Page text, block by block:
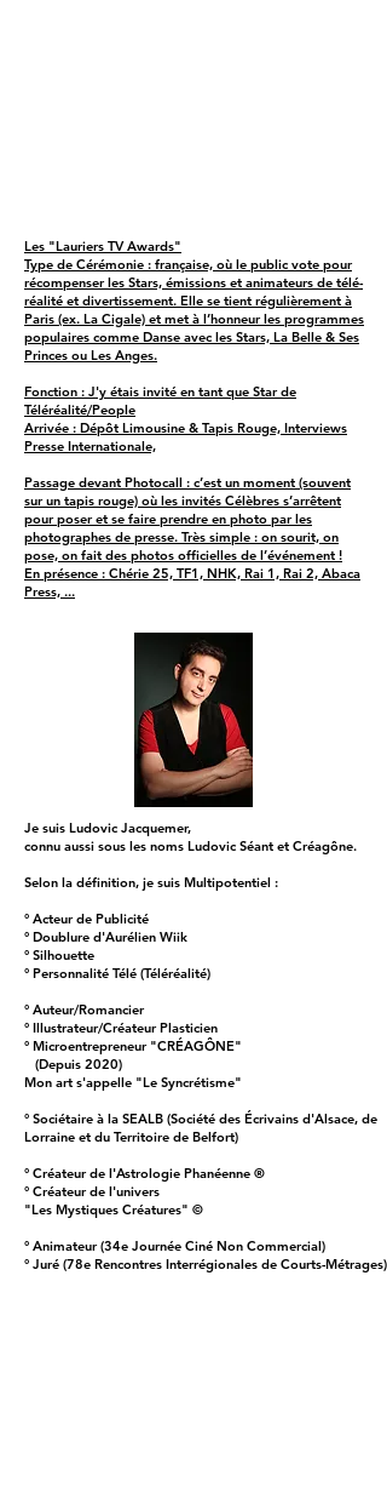
Les "Lauriers TV Awards"
Type de Cérémonie : française, où le public vote pour
récompenser les Stars, émissions et animateurs de télé-
réalité et divertissement. Elle se tient régulièrement à
Paris (ex. La Cigale) et met à l’honneur les programmes
populaires comme Danse avec les Stars, La Belle & Ses
Princes ou Les Anges.
Fonction : J'y étais invité en tant que Star de
Téléréalité/People
Arrivée : Dépôt Limousine & Tapis Rouge, Interviews
Presse Internationale,
Passage devant Photocall : c’est un moment (souvent
sur un tapis rouge) où les invités Célèbres s’arrêtent
pour poser et se faire prendre en photo par les
photographes de presse. Très simple : on sourit, on
pose, on fait des photos officielles de l’événement !
En présence : Chérie 25, TF1, NHK, Rai 1, Rai 2, Abaca
Press, ...
Je suis Ludovic Jacquemer,
connu aussi sous les noms Ludovic Séant et Créagône.
Selon la définition, je suis Multipotentiel :
° Acteur de Publicité
° Doublure d'Aurélien Wiik
° Silhouette
° Personnalité Télé (Téléréalité)
° Auteur/Romancier
° Illustrateur/Créateur Plasticien
° Microentrepreneur "CRÉAGÔNE"
(Depuis 2020)
Mon art s'appelle "Le Syncrétisme"
° Sociétaire à la SEALB (Société des Écrivains d'Alsace, de
Lorraine et du Territoire de Belfort)
° Créateur de l'Astrologie Phanéenne ®
° Créateur de l'univers
"Les Mystiques Créatures" ©
° Animateur (34e Journée Ciné Non Commercial)
° Juré (78e Rencontres Interrégionales de Courts-Métrages)